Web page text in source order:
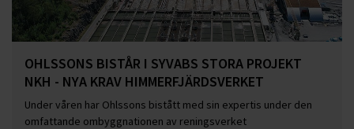
OHLSSONS BISTÅR I SYVABS STORA PROJEKT
NKH - NYA KRAV HIMMERFJÄRDSVERKET
Under våren har Ohlssons bistått med sin expertis under den
omfattande ombyggnationen av reningsverket